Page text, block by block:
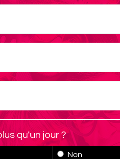
qu'un jour ?
Non